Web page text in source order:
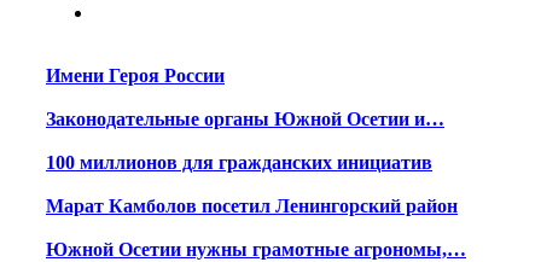
Имени Героя России
Законодательные органы Южной Осетии и…
100 миллионов для гражданских инициатив
Марат Камболов посетил Ленингорский район
Южной Осетии нужны грамотные агрономы,…